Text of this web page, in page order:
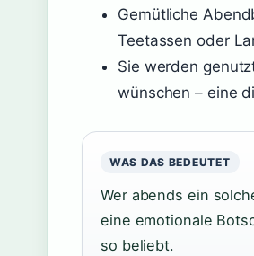
Gemütliche
Teetassen oder
Sie werden
wünschen – eine
WAS DAS BEDEUTET
Wer abends ein
eine emotionale
so beliebt.